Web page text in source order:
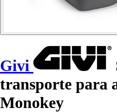
Givi
transporte para
Monokey